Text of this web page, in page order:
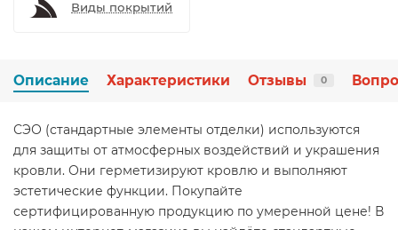
Виды покрытий
Описание Характеристики Отзывы 0
СЭО (стандартные элементы отделки) используются
для защиты от атмосферных воздействий и украшения
кровли. Они герметизируют кровлю и выполняют
эстетические функции. Покупайте
сертифицированную продукцию по умеренной цене! В